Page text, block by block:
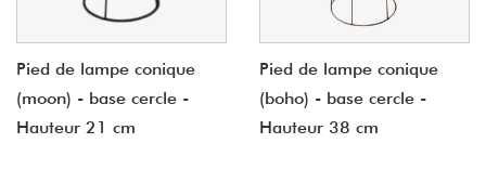
Pied de lampe conique
(moon) - base cercle -
Hauteur 21 cm
Pied de lampe conique
(boho) - base cercle -
Hauteur 38 cm